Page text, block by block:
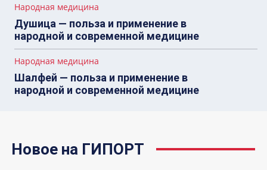
Народная медицина
Душица — польза и применение в
народной и современной медицине
Народная медицина
Шалфей — польза и применение в
народной и современной медицине
Новое на ГИПОРТ